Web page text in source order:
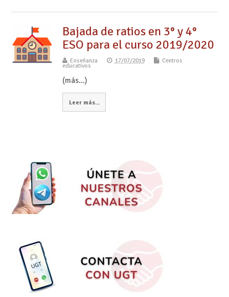
Bajada de ratios en 3° y 4°
ESO para el curso 2019/2020
Enseñanza 17/07/2019 Centros
educativos
(más…)
Leer más...